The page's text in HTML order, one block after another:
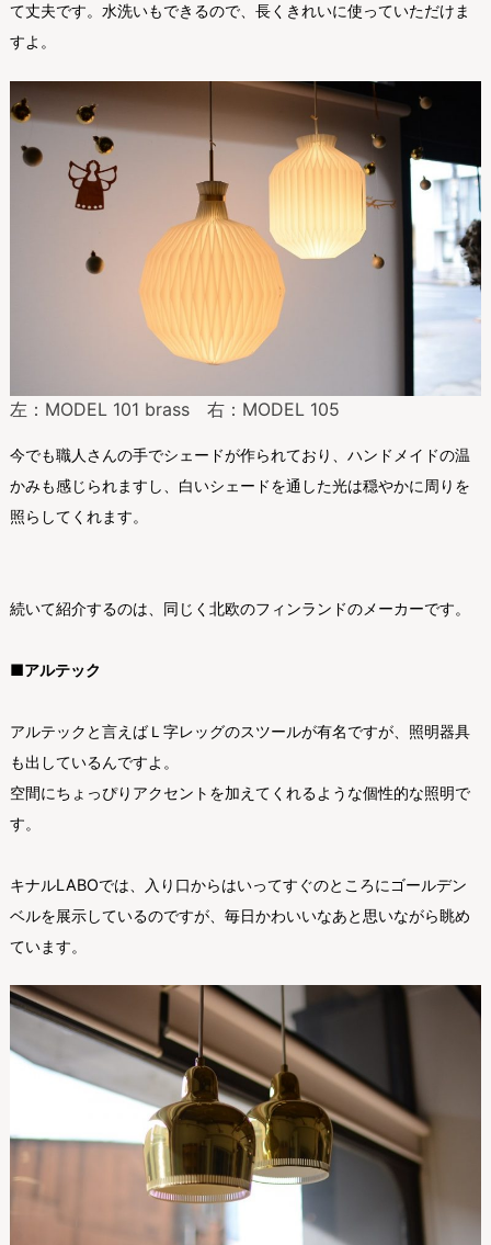
て丈夫です。水洗いもできるので、長くきれいに使っていただけま
すよ。
左：MODEL 101 brass 右：MODEL 105
今でも職人さんの手でシェードが作られており、ハンドメイドの温
かみも感じられますし、白いシェードを通した光は穏やかに周りを
照らしてくれます。
続いて紹介するのは、同じく北欧のフィンランドのメーカーです。
■アルテック
アルテックと言えばＬ字レッグのスツールが有名ですが、照明器具
も出しているんですよ。
空間にちょっぴりアクセントを加えてくれるような個性的な照明で
す。
キナルLABOでは、入り口からはいってすぐのところにゴールデン
ベルを展示しているのですが、毎日かわいいなあと思いながら眺め
ています。